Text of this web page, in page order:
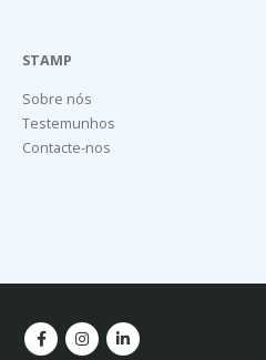
STAMP
Sobre nós
Testemunhos
Contacte-nos